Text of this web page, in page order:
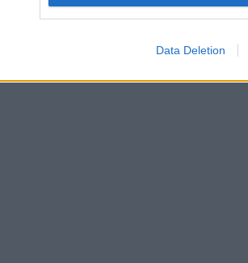
Data Deletion